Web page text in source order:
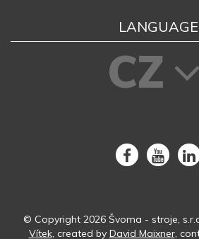
LANGUAGE
CZ
© Copyright 2026 Švoma - stroje,
Vítek, created by David Maixner,